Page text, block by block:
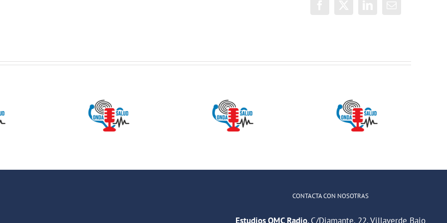
SALUD:
ONDA SALUD:
Hablamos
sobre hábitos
ONDA SALUD-
Mitos sobre el
Onda Salud:
No es difícil
comunicarse
CONTACTA CON NOSOTRAS
Estudios OMC Radio.C/Diamante, 22. Villaverde Bajo